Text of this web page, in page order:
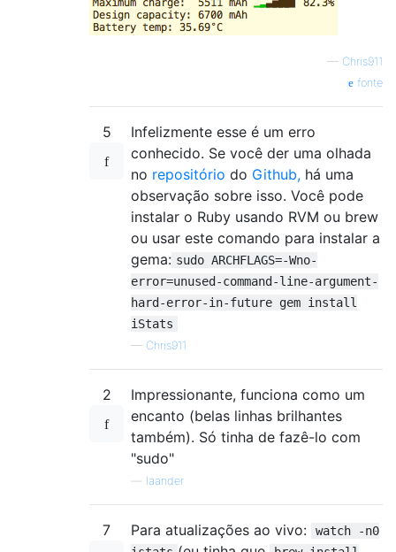
— Chris911
fonte
5
Infelizmente esse é um erro
conhecido. Se você der uma olhada
no repositório do Github, há uma
observação sobre isso. Você pode
instalar o Ruby usando RVM ou brew
ou usar este comando para instalar a
gema: sudo ARCHFLAGS=-Wno-
error=unused-command-line-argument-
hard-error-in-future gem install
iStats
— Chris911
2
Impressionante, funciona como um
encanto (belas linhas brilhantes
também). Só tinha de fazê-lo com
"sudo"
laander
7 Para atualizações ao vivo:
watch -n0